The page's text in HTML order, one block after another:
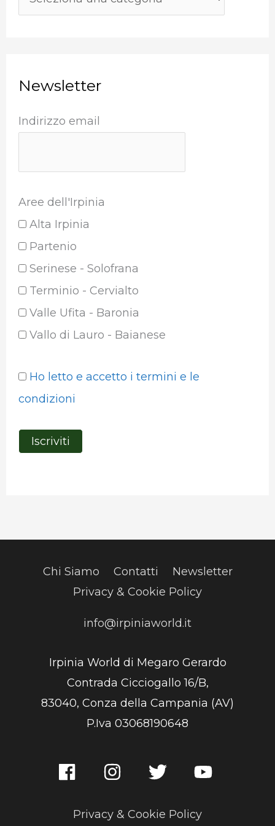
Newsletter
Indirizzo email
Aree dell'Irpinia
Alta Irpinia
Partenio
Serinese - Solofrana
Terminio - Cervialto
Valle Ufita - Baronia
Vallo di Lauro - Baianese
Ho letto e accetto i termini e le
condizioni
Chi Siamo Contatti
Newsletter
Privacy & Cookie Policy
info@irpiniaworld.it
Irpinia World di Megaro Gerardo
Contrada Cicciogallo 16/B,
83040, Conza della Campania (AV)
P.Iva 03068190648
Privacy & Cookie Policy